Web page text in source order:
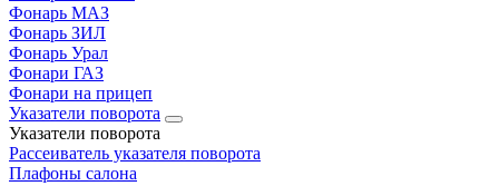
Фонарь МАЗ
Фонарь ЗИЛ
Фонарь Урал
Фонари ГАЗ
Фонари на прицеп
Указатели поворота
Указатели поворота
Рассеиватель указателя поворота
Плафоны салона